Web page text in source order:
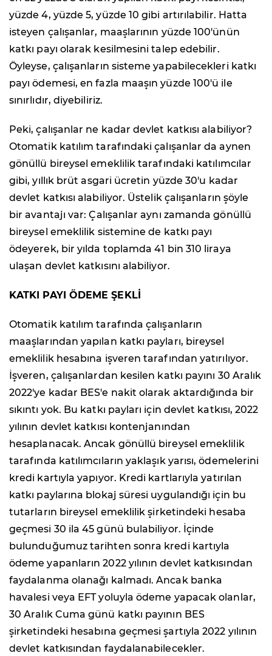
yüzde 4, yüzde 5, yüzde 10 gibi artırılabilir. Hatta
isteyen çalışanlar, maaşlarının yüzde 100'ünün
katkı payı olarak kesilmesini talep edebilir.
Öyleyse, çalışanların sisteme yapabilecekleri katkı
payı ödemesi, en fazla maaşın yüzde 100'ü ile
sınırlıdır, diyebiliriz.
Peki, çalışanlar ne kadar devlet katkısı alabiliyor?
Otomatik katılım tarafındaki çalışanlar da aynen
gönüllü bireysel emeklilik tarafındaki katılımcılar
gibi, yıllık brüt asgari ücretin yüzde 30'u kadar
devlet katkısı alabiliyor. Üstelik çalışanların şöyle
bir avantajı var: Çalışanlar aynı zamanda gönüllü
bireysel emeklilik sistemine de katkı payı
ödeyerek, bir yılda toplamda 41 bin 310 liraya
ulaşan devlet katkısını alabiliyor.
KATKI PAYI ÖDEME ŞEKLİ
Otomatik katılım tarafında çalışanların
maaşlarından yapılan katkı payları, bireysel
emeklilik hesabına işveren tarafından yatırılıyor.
İşveren, çalışanlardan kesilen katkı payını 30 Aralık
2022'ye kadar BES'e nakit olarak aktardığında bir
sıkıntı yok. Bu katkı payları için devlet katkısı, 2022
yılının devlet katkısı kontenjanından
hesaplanacak. Ancak gönüllü bireysel emeklilik
tarafında katılımcıların yaklaşık yarısı, ödemelerini
kredi kartıyla yapıyor. Kredi kartlarıyla yatırılan
katkı paylarına blokaj süresi uygulandığı için bu
tutarların bireysel emeklilik şirketindeki hesaba
geçmesi 30 ila 45 günü bulabiliyor. İçinde
bulunduğumuz tarihten sonra kredi kartıyla
ödeme yapanların 2022 yılının devlet katkısından
faydalanma olanağı kalmadı. Ancak banka
havalesi veya EFT yoluyla ödeme yapacak olanlar,
30 Aralık Cuma günü katkı payının BES
şirketindeki hesabına geçmesi şartıyla 2022 yılının
devlet katkısından faydalanabilecekler.